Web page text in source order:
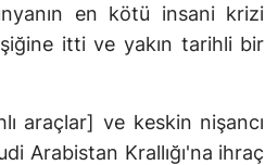
en kötü insani krizi
itti ve yakın tarihli bir
araçlar] ve keskin nişancı
Arabistan Krallığı'na ihraç